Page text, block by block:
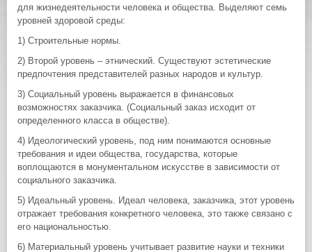
для жизнедеятельности человека и общества. Выделяют семь
уровней здоровой среды:
1) Строительные нормы.
2) Второй уровень – этнический. Существуют эстетические
предпочтения представителей разных народов и культур.
3) Социальный уровень выражается в финансовых
возможностях заказчика. (Социальный заказ исходит от
определенного класса в обществе).
4) Идеологический уровень, под ним понимаются основные
требования и идеи общества, государства, которые
воплощаются в монументальном искусстве в зависимости от
социального заказчика.
5) Идеальный уровень. Идеал человека, заказчика, этот уровень
отражает требования конкретного человека, это также связано с
его национальностью.
6) Материальный уровень учитывает развитие науки и техники